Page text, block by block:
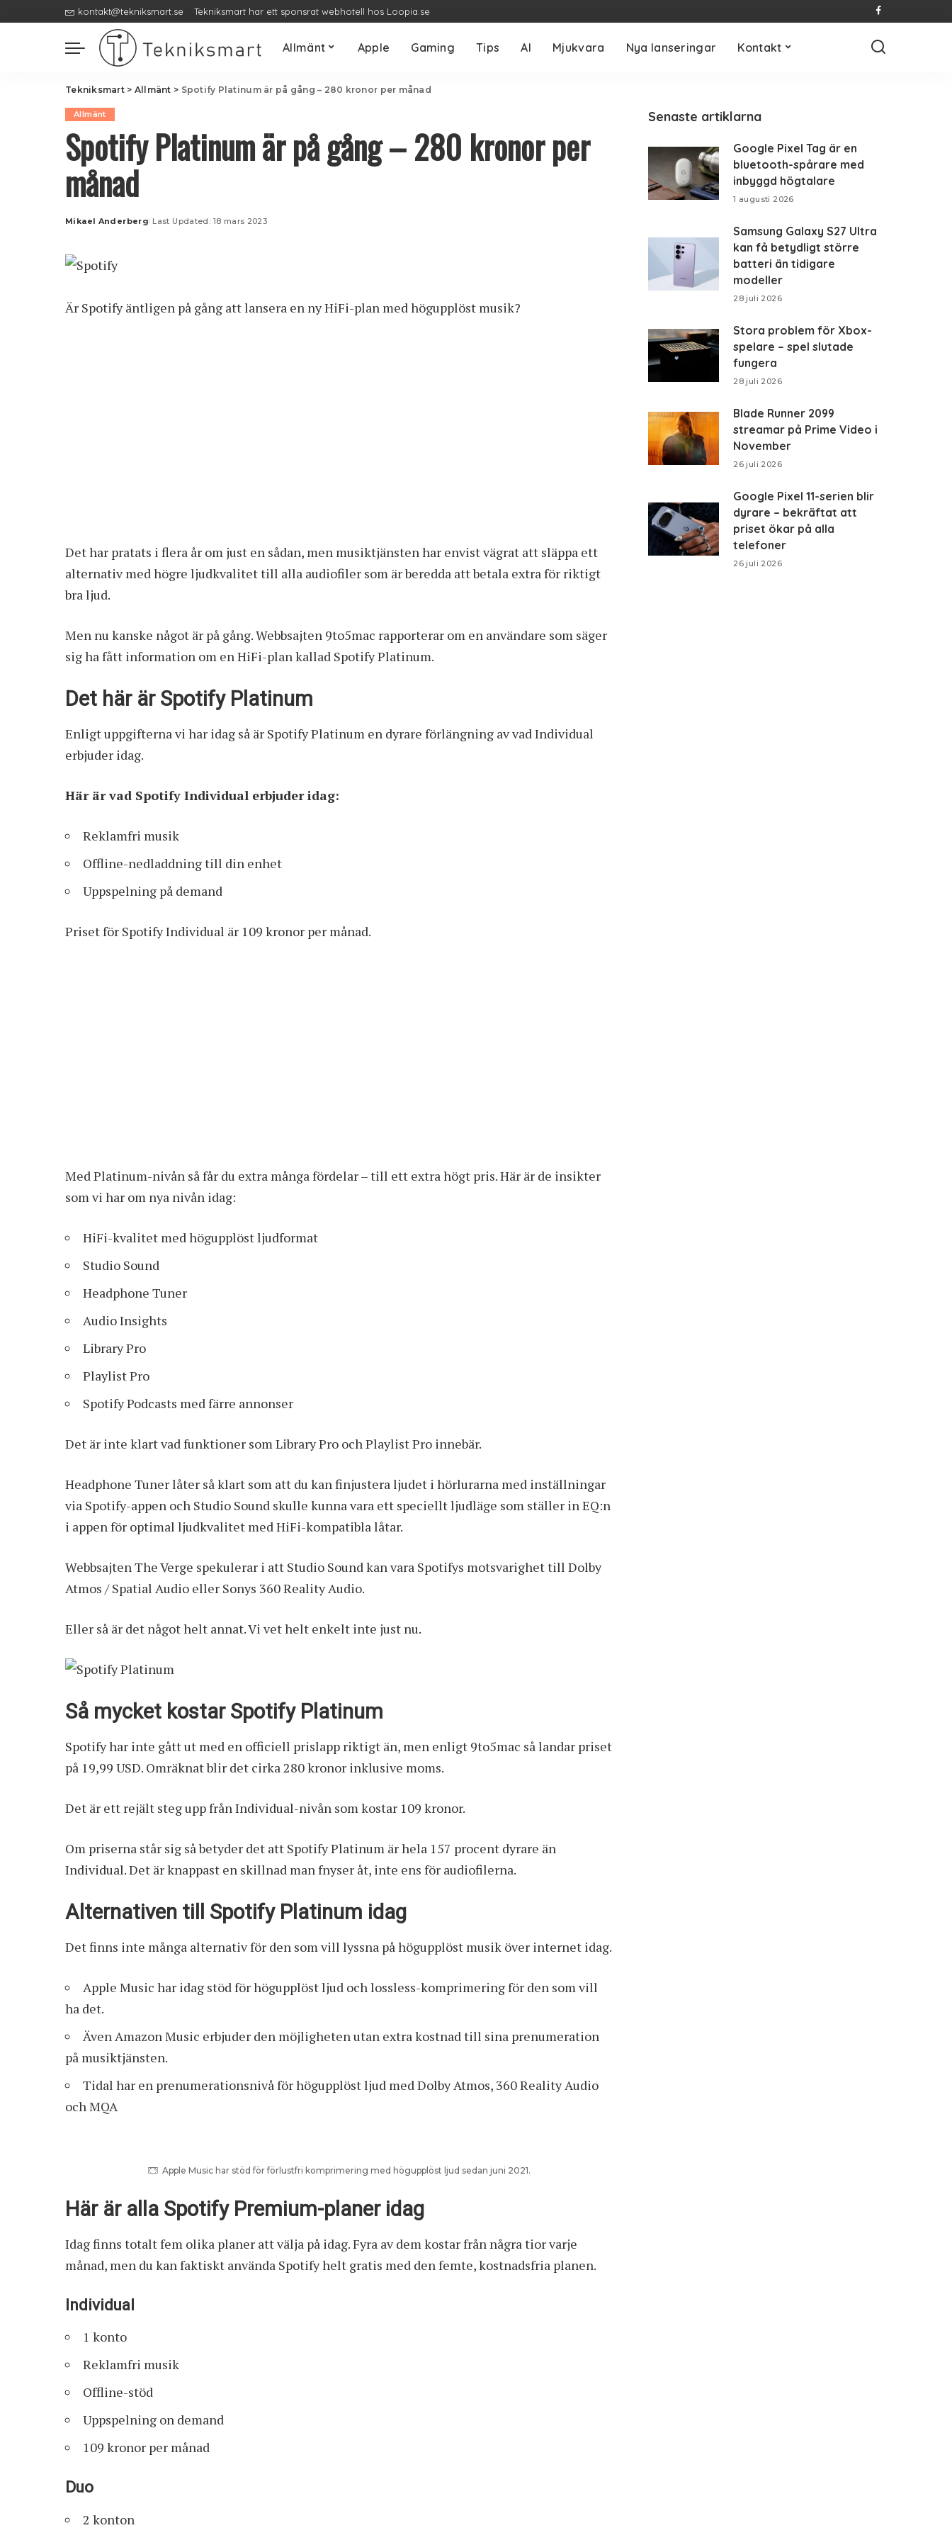
kontakt@tekniksmart.se Tekniksmart har ett sponsrat webhotell hos Loopia.se
Allmänt Apple Gaming Tips AI Mjukvara Nya lanseringar Kontakt
Tekniksmart> Allmänt > Spotify Platinum är på gång – 280 kronor per månad
Allmänt
Spotify Platinum är på gång – 280 kronor per
månad
Posted
Mikael Anderberg Last Updated: 18 mars 2023
Är Spotify äntligen på gång att lansera en ny HiFi-plan med högupplöst musik?
Det har pratats i flera år om just en sådan, men musiktjänsten har envist vägrat att släppa ett
alternativ med högre ljudkvalitet till alla audiofiler som är beredda att betala extra för riktigt
bra ljud.
Men nu kanske något är på gång. Webbsajten 9to5mac rapporterar om en användare som säger
sig ha fått information om en HiFi-plan kallad Spotify Platinum.
Det här är Spotify Platinum
Enligt uppgifterna vi har idag så är Spotify Platinum en dyrare förlängning av vad Individual
erbjuder idag.
Här är vad Spotify Individual erbjuder idag:
Reklamfri musik
Offline-nedladdning till din enhet
Uppspelning på demand
Priset för Spotify Individual är 109 kronor per månad.
Med Platinum-nivån så får du extra många fördelar – till ett extra högt pris. Här är de insikter
som vi har om nya nivån idag:
HiFi-kvalitet med högupplöst ljudformat
Studio Sound
Headphone Tuner
Audio Insights
Library Pro
Playlist Pro
Spotify Podcasts med färre annonser
Det är inte klart vad funktioner som Library Pro och Playlist Pro innebär.
Headphone Tuner låter så klart som att du kan finjustera ljudet i hörlurarna med inställningar
via Spotify-appen och Studio Sound skulle kunna vara ett speciellt ljudläge som ställer in EQ:n
i appen för optimal ljudkvalitet med HiFi-kompatibla låtar.
Webbsajten The Verge spekulerar i att Studio Sound kan vara Spotifys motsvarighet till Dolby
Atmos / Spatial Audio eller Sonys 360 Reality Audio.
Eller så är det något helt annat. Vi vet helt enkelt inte just nu.
Så mycket kostar Spotify Platinum
Spotify har inte gått ut med en officiell prislapp riktigt än, men enligt 9to5mac så landar priset
på 19,99 USD. Omräknat blir det cirka 280 kronor inklusive moms.
Det är ett rejält steg upp från Individual-nivån som kostar 109 kronor.
Om priserna står sig så betyder det att Spotify Platinum är hela 157 procent dyrare än
Individual. Det är knappast en skillnad man fnyser åt, inte ens för audiofilerna.
Alternativen till Spotify Platinum idag
Det finns inte många alternativ för den som vill lyssna på högupplöst musik över internet idag.
Apple Music har idag stöd för högupplöst ljud och lossless-komprimering för den som vill
ha det.
Även Amazon Music erbjuder den möjligheten utan extra kostnad till sina prenumeration
på musiktjänsten.
Tidal har en prenumerationsnivå för högupplöst ljud med Dolby Atmos, 360 Reality Audio
och MQA
Apple Music har stöd för förlustfri komprimering med högupplöst ljud sedan juni 2021.
Här är alla Spotify Premium-planer idag
Idag finns totalt fem olika planer att välja på idag. Fyra av dem kostar från några tior varje
månad, men du kan faktiskt använda Spotify helt gratis med den femte, kostnadsfria planen.
Individual
1 konto
Reklamfri musik
Offline-stöd
Uppspelning on demand
109 kronor per månad
Duo
2 konton
Senaste artiklarna
Google Pixel Tag är en
bluetooth-spårare med
inbyggd högtalare
1 augusti 2026
Samsung Galaxy S27 Ultra
kan få betydligt större
batteri än tidigare
modeller
28 juli 2026
Stora problem för Xbox-
spelare – spel slutade
fungera
28 juli 2026
Blade Runner 2099
streamar på Prime Video i
November
26 juli 2026
Google Pixel 11-serien blir
dyrare – bekräftat att
priset ökar på alla
telefoner
26 juli 2026